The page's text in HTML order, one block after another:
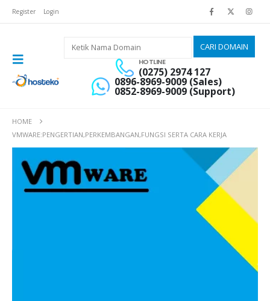
Register Login
HOTLINE
(0275) 2974 127
0896-8969-9009 (Sales)
0852-8969-9009 (Support)
HOME
VMWARE:PENGERTIAN,PERKEMBANGAN,FUNGSI SERTA CARA KERJA